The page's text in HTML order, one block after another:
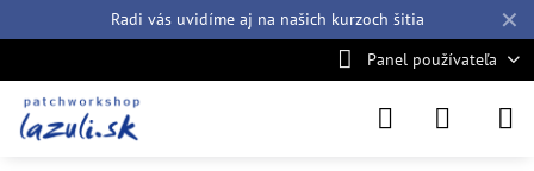
✕
Radi vás uvidíme aj na našich kurzoch šitia
Panel používateľa